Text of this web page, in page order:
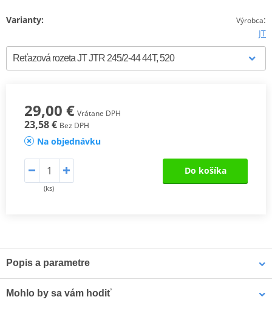
Výrobca:
JT
Varianty:
29,00 € Vrátane DPH
23,58 € Bez DPH
Na objednávku
(ks)
Do košíka
Popis a parametre
nejkvalitnější uhlíkové oceli C49. Sortiment JT Steel nyní zahrnuje
Mohlo by sa vám hodiť